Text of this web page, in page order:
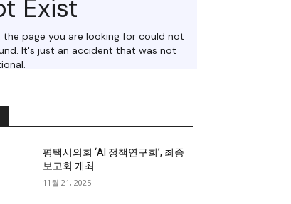
평택시의회 ‘AI 정책연구회’, 최종
보고회 개최
11월 21, 2025